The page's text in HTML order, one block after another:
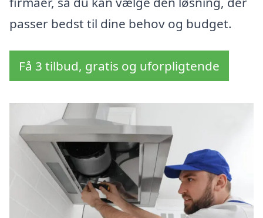
passer bedst til dine behov og budget.
Få 3 tilbud, gratis og uforpligtende